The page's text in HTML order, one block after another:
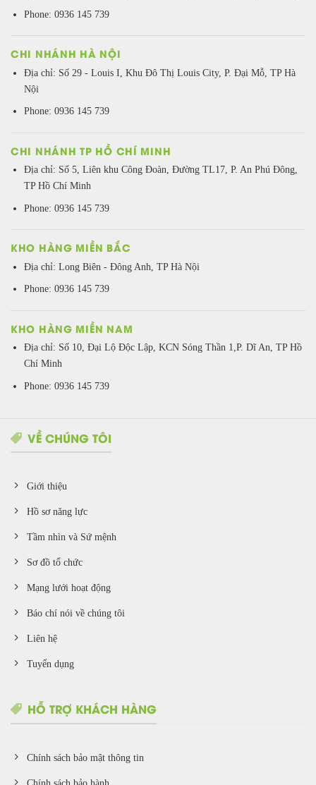
Phone: 0936 145 739
CHI NHÁNH HÀ NỘI
Địa chỉ: Số 29 - Louis I, Khu Đô Thị Louis City, P. Đại Mỗ, TP Hà
Nội
Phone: 0936 145 739
CHI NHÁNH TP HỒ CHÍ MINH
Địa chỉ: Số 5, Liên khu Công Đoàn, Đường TL17, P. An Phú Đông,
TP Hồ Chí Minh
Phone: 0936 145 739
KHO HÀNG MIỀN BẮC
Địa chỉ: Long Biên - Đông Anh, TP Hà Nội
Phone: 0936 145 739
KHO HÀNG MIỀN NAM
Địa chỉ: Số 10, Đại Lộ Độc Lập, KCN Sóng Thần 1,P. Dĩ An, TP Hồ
Chí Minh
Phone: 0936 145 739
VỀ CHÚNG TÔI
Giới thiệu
Hồ sơ năng lực
Tầm nhìn và Sứ mệnh
Sơ đồ tổ chức
Mạng lưới hoạt động
Báo chí nói về chúng tôi
Liên hệ
Tuyển dụng
HỖ TRỢ KHÁCH HÀNG
Chính sách bảo mật thông tin